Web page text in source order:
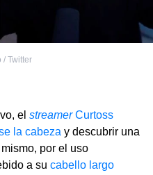
/ Twitter
el streamerCurtoss
la cabeza y descubrir una
por el uso
a su cabello largo